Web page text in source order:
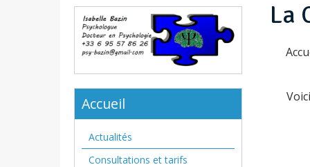
La
Accueil
Actualités
Consultations et tarifs